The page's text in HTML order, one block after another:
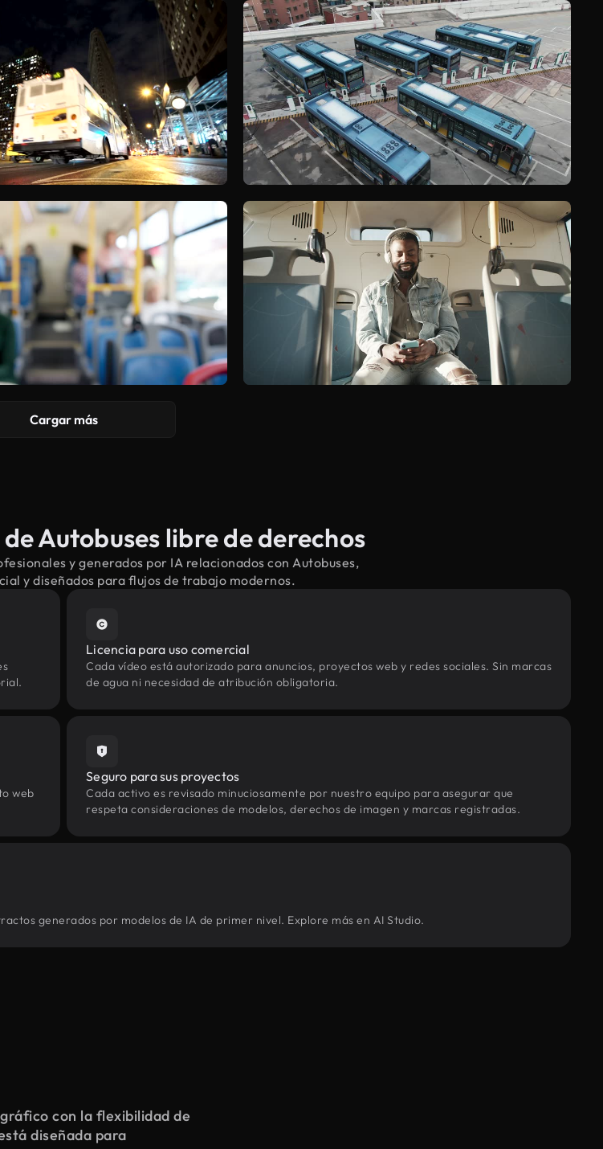
Cargar más
Autobuses libre de derechos
y generados por IA relacionados con Autobuses,
y diseñados para flujos de trabajo modernos.
Licencia para uso comercial
Cada vídeo está autorizado para anuncios, proyectos web y redes sociales. Sin marcas
de agua ni necesidad de atribución obligatoria.
web
Seguro para sus proyectos
Cada activo es revisado minuciosamente por nuestro equipo para asegurar que
respeta consideraciones de modelos, derechos de imagen y marcas registradas.
generados por modelos de IA de primer nivel. Explore más en AI Studio.
con la flexibilidad de
diseñada para